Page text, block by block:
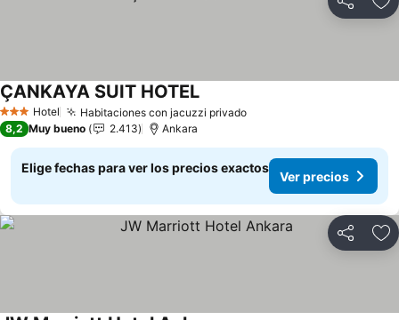
Compartir
3 Estrellas
Hotel Habitaciones con jacuzzi privadoVer precios
ÇANKAYA SUIT HOTELVer precios
8,2 Muy bueno 2.413 Ankara
Elige fechas para ver los precios exactos
Ver precios
Compartir